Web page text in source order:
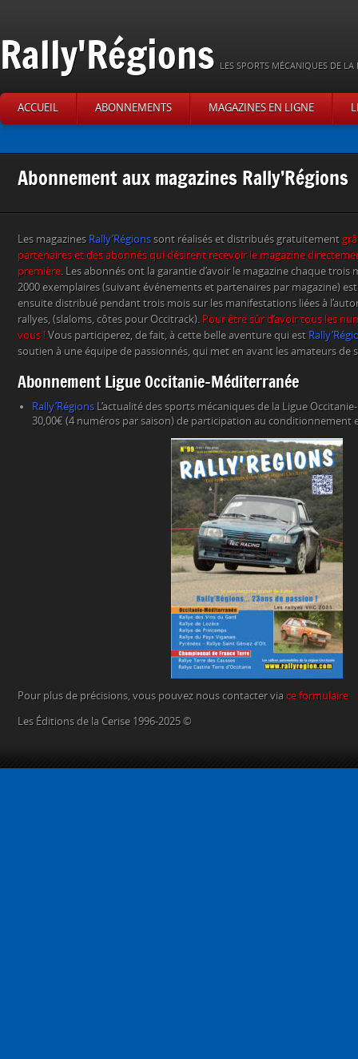
Rally'Régions LES SPORTS MÉCANIQUES DE
ACCUEIL ABONNEMENTS MAGAZINES EN LIGNE
Abonnement aux magazines Rally’Régions
Les magazines Rally’Régions sont réalisés et distribués gratuitement
partenaires et des abonnés qui désirent recevoir le magazine
première. Les abonnés ont la garantie d’avoir le magazine chaque trois
2000 exemplaires (suivant événements et partenaires par magazine)
ensuite distribué pendant trois mois sur les manifestations liées à
rallyes, (slaloms, côtes pour Occitrack). Pour être sûr d’avoir tous les
vous ! Vous participerez, de fait, à cette belle aventure qui est
soutien à une équipe de passionnés, qui met en avant les amateurs de
Abonnement Ligue Occitanie-Méditerranée
Rally’Régions L’actualité des sports mécaniques de la Ligue
30,00€ (4 numéros par saison) de participation au conditionnement
Pour plus de précisions, vous pouvez nous contacter via ce formulaire
Les Éditions de la Cerise 1996-2025 ©